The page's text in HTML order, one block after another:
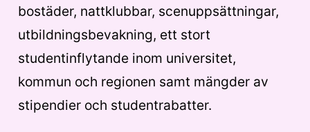
bostäder, nattklubbar, scenuppsättningar,
utbildningsbevakning, ett stort
studentinflytande inom universitet,
kommun och regionen samt mängder av
stipendier och studentrabatter.